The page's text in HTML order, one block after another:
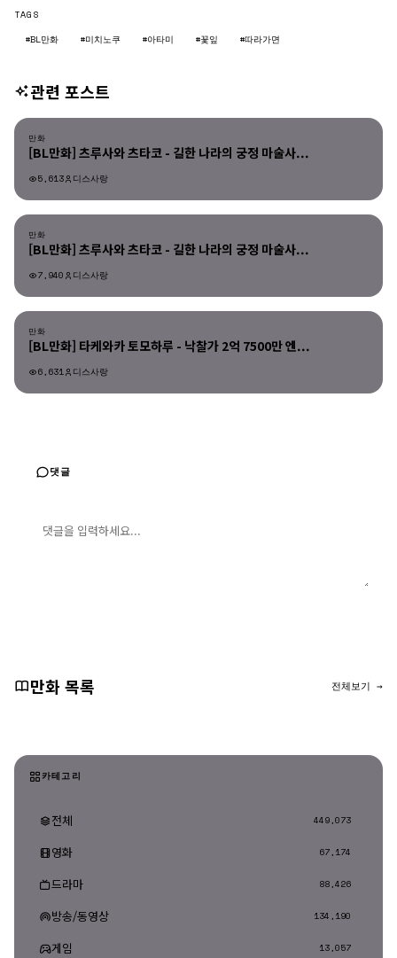
TAGS
#BL만화
#미치노쿠 #아타미 #꽃잎 #따라가면
관련 포스트
만화
만화
[BL만화] 츠루사와 츠타코 - 길한 나라의 궁정 마술사...
5,613 디스사랑
만화
만화
[BL만화] 츠루사와 츠타코 - 길한 나라의 궁정 마술사...
7,940 디스사랑
만화
만화
[BL만화] 타케와카 토모하루 - 낙찰가 2억 7500만 엔...
6,631 디스사랑
댓글
만화 목록 전체보기 →
카테고리
전체 449,073
영화 67,174
드라마 88,426
방송/동영상 134,190
게임 13,057